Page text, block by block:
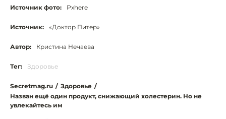
Источник фото: Рxhere
Источник: «Доктор Питер»
Автор: Кристина Нечаева
Тег: Здоровье
Secretmag.ru / Здоровье /
Назван ещё один продукт, снижающий холестерин. Но не
увлекайтесь им